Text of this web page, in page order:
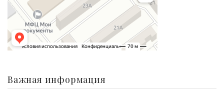
Важная информация